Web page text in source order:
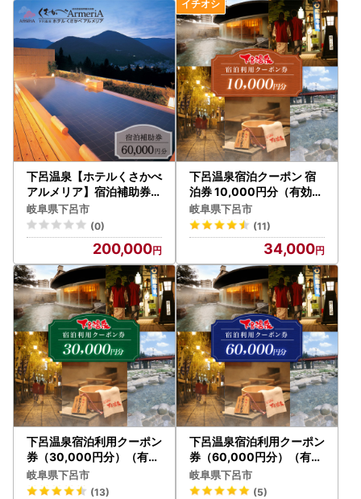
下呂温泉【ホテルくさかべ
アルメリア】宿泊補助券（
60,000円分）【a016-5
】
岐阜県下呂市
(0)
200,000
下呂温泉宿泊クーポン 宿
泊券 10,000円分（有効期
限 発行日より3年間）【a
001-1】
岐阜県下呂市
(11)
34,000
下呂温泉宿泊利用クーポン
券（30,000円分）（有効
期限 発行日より3年間）【
a001-2】
岐阜県下呂市
(13)
下呂温泉宿泊利用クーポン
券（60,000円分）（有効
期限 発行日より3年間）【
a001-3】
岐阜県下呂市
(5)